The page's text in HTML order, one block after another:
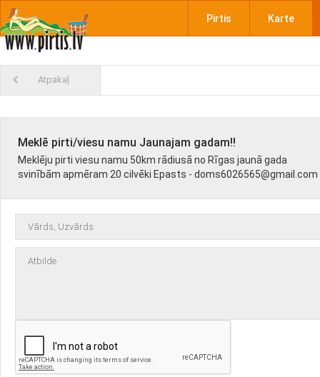
Pirtis Karte
Atpakaļ
Meklē pirti/viesu namu Jaunajam gadam!!
Meklēju pirti viesu namu 50km rādiusā no Rīgas jaunā gada
svinībām apmēram 20 cilvēki Epasts - doms6026565@gmail.com